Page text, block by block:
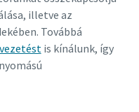
illetve az
Továbbá
is kínálunk, így